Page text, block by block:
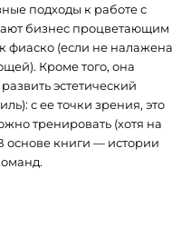
подходы к работе с
бизнес процветающим
фиаско (если не налажена
Кроме того, она
эстетический
с ее точки зрения, это
тренировать (хотя на
основе книги — истории